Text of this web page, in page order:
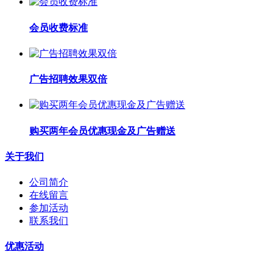
会员收费标准
广告招聘效果双倍
购买两年会员优惠现金及广告赠送
关于我们
公司简介
在线留言
参加活动
联系我们
优惠活动